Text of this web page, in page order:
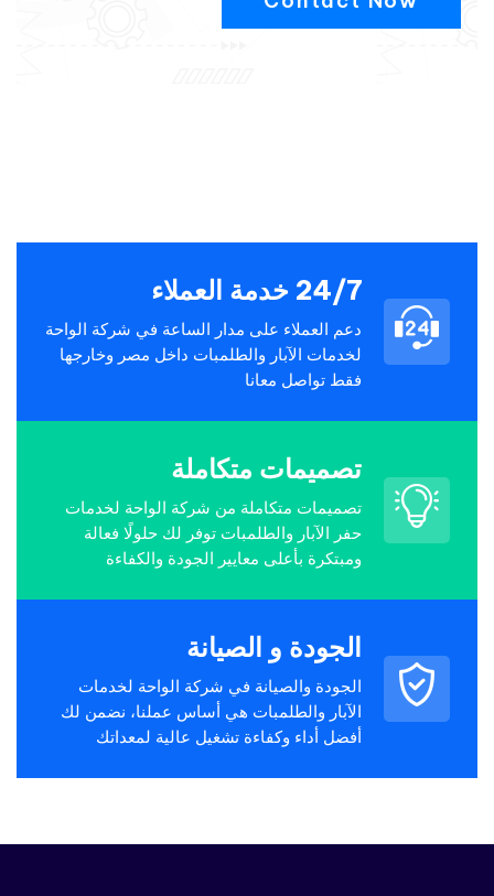
24/7 خدمة العملاء
دعم العملاء على مدار الساعة في شركة الواحة
لخدمات الآبار والطلمبات داخل مصر وخارجها
فقط تواصل معانا
تصميمات متكاملة
تصميمات متكاملة من شركة الواحة لخدمات
حفر الآبار والطلمبات توفر لك حلولًا فعالة
ومبتكرة بأعلى معايير الجودة والكفاءة
الجودة و الصيانة
الجودة والصيانة في شركة الواحة لخدمات
الآبار والطلمبات هي أساس عملنا، نضمن لك
أفضل أداء وكفاءة تشغيل عالية لمعداتك